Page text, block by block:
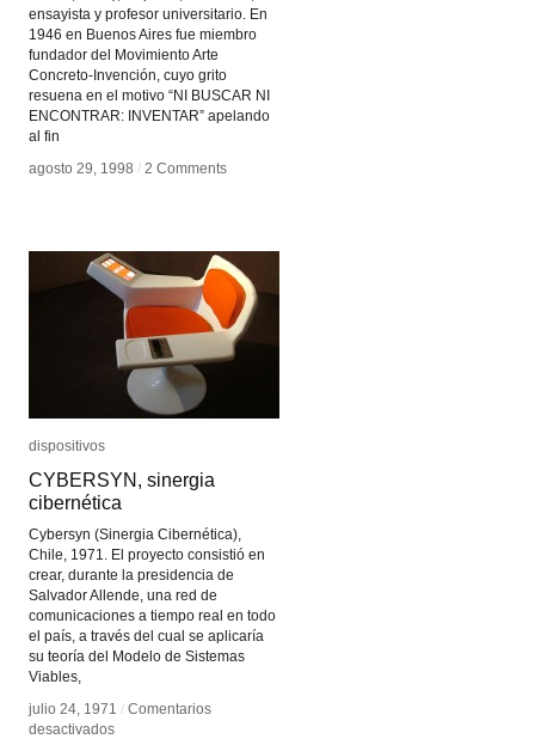
ensayista y profesor universitario. En
1946 en Buenos Aires fue miembro
fundador del Movimiento Arte
Concreto-Invención, cuyo grito
resuena en el motivo “NI BUSCAR NI
ENCONTRAR: INVENTAR” apelando
al fin
agosto 29, 1998 / 2 Comments
agosto 29, 1998 / 2 Comments
dispositivos
CYBERSYN, sinergia
cibernética
Cybersyn (Sinergia Cibernética),
Chile, 1971. El proyecto consistió en
crear, durante la presidencia de
Salvador Allende, una red de
comunicaciones a tiempo real en todo
el país, a través del cual se aplicaría
su teoría del Modelo de Sistemas
Viables,
julio 24, 1971 / Comentarios
desactivadosen
dispositivos
CYBERSYN, sinergia
cibernética
julio 24, 1971 / Comentarios
desactivadosen